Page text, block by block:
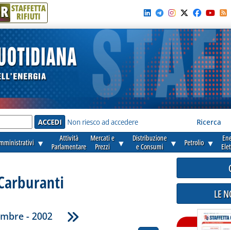
R STAFFETTA
RIFIUTI
Non riesco ad accedere Ricerca
▼
Attività
Parlamentare
Mercati e
Prezzi
▼
Distribuzione
e Consumi
▼ Petrolio ▼
- 2002
LE